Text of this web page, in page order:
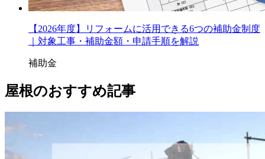
【2026年度】リフォームに活用できる6つの補助金制度
｜対象工事・補助金額・申請手順を解説
補助金
屋根のおすすめ記事